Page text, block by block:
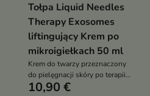
Tołpa Liquid Needles
Therapy Exosomes
liftingujący Krem po
mikroigiełkach 50 ml
Krem do twarzy przeznaczony
do pielęgnacji skóry po terapii
mikroigiełkami, który koi
10,90 €